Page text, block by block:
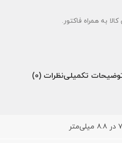
به همراه فاکتور.
تکمیلینظرات (0)